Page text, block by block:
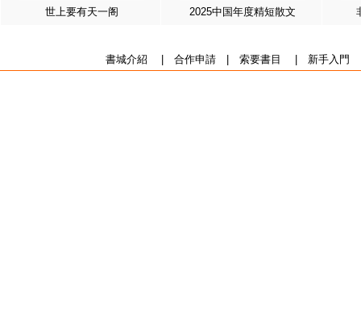
世上要有天一阁 2025中国年度精短散文
書城介紹 合作申請| 索要書目 新手入門